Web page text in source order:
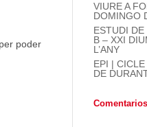
poder
VIURE A
DOMINGO
ESTUDI
B – XXI
L’ANY
EPI |
DE